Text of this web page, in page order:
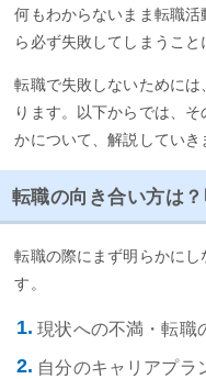
何もわからないまま転職
ら必ず失敗してしまうこと
転職で失敗しないために
ります。以下からでは、
かについて、解説していき
転職の向き合い方は
転職の際にまず明らかに
す。
現状への不満・転職
自分のキャリアプラ